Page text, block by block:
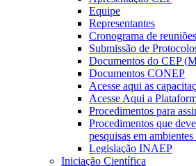
Equipe
Representantes
Cronograma de reuniões
Submissão de
Documentos do CEP
Documentos CONEP
Acesse aqui as
Acesse Aqui a
Procedimentos para
Procedimentos que
pesquisas em
Legislação INAEP
Iniciação Científica